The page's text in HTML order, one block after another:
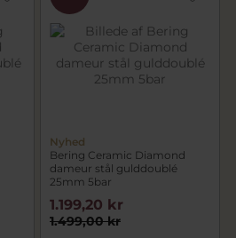
Nyhed
Bering Ceramic Diamond
dameur stål gulddoublé
25mm 5bar
1.499,00 kr
1.199,20 kr